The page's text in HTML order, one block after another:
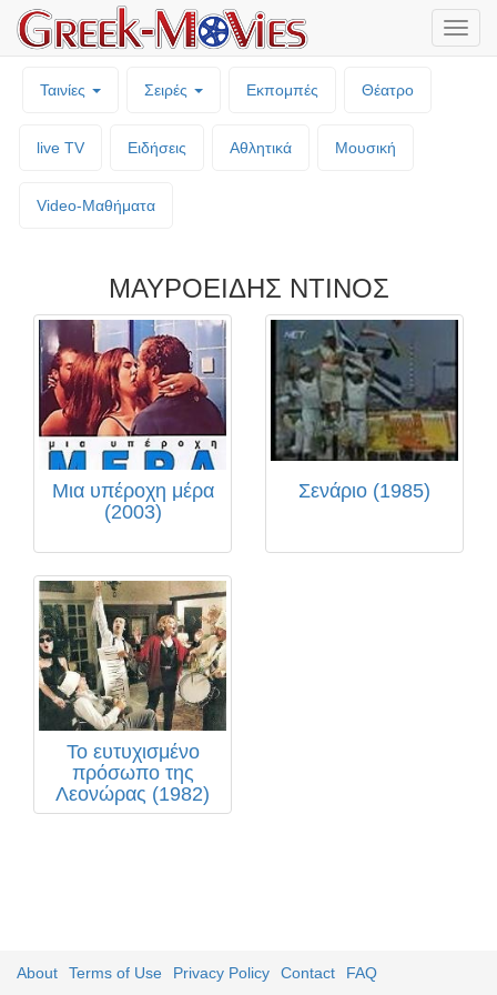
Ταινίες Σειρές Εκπομπές Θέατρο
live TV Ειδήσεις Αθλητικά Μουσική
Video-Mαθήματα
ΜΑΥΡΟΕΙΔΗΣ ΝΤΙΝΟΣ
Μια υπέροχη μέρα
(2003)
Σενάριο (1985)
Το ευτυχισμένο
πρόσωπο της
Λεονώρας (1982)
About Terms of Use Privacy Policy Contact FAQ